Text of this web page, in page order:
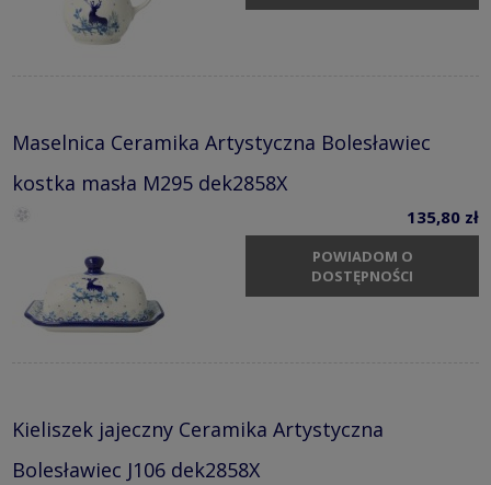
Maselnica Ceramika Artystyczna Bolesławiec
kostka masła M295 dek2858X
135,80 zł
POWIADOM O
DOSTĘPNOŚCI
Kieliszek jajeczny Ceramika Artystyczna
Bolesławiec J106 dek2858X